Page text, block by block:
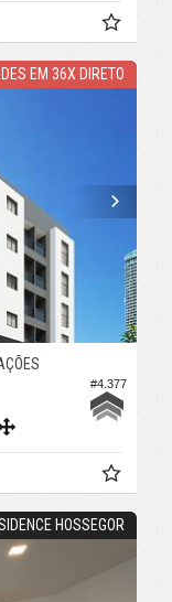
EM 36X DIRETO
#4.377
HOSSEGOR